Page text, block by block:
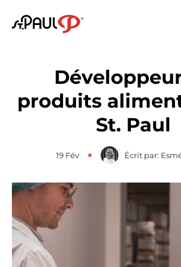
Logo St. Paul
produits
St. Paul
19 Fév Écrit par: